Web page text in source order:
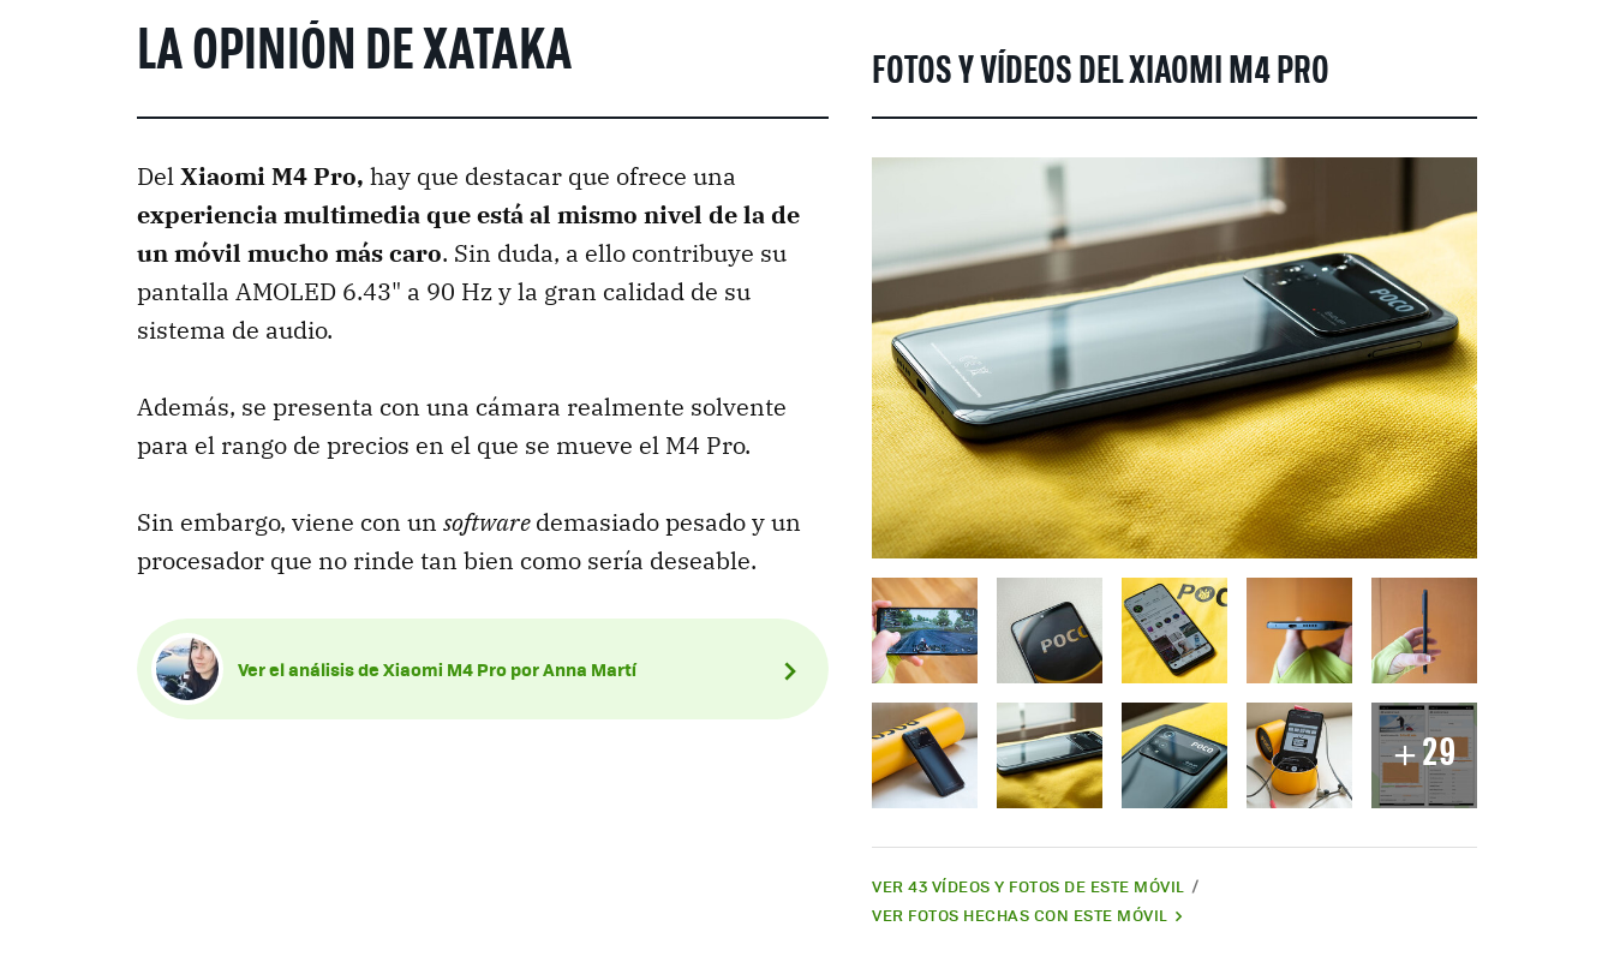
LA OPINIÓN DE XATAKA
DelXiaomi M4 Pro, hay que destacar que ofrece una
experiencia multimedia que está al mismo nivel de la de
un móvil mucho más caro. Sin duda, a ello contribuye su
pantalla AMOLED 6.43" a 90 Hz y la gran calidad de su
sistema de audio.
Además, se presenta con una cámara realmente solvente
para el rango de precios en el que se mueve el M4 Pro.
Sin embargo, viene con un softwaredemasiado pesado y un
procesador que no rinde tan bien como sería deseable.
Ver el análisis de Xiaomi M4 Pro por Anna Martí
FOTOS Y VÍDEOS DEL XIAOMI M4 PRO
29
VER 43 VÍDEOS Y FOTOS DE ESTE MÓVIL
VER FOTOS HECHAS CON ESTE MÓVIL